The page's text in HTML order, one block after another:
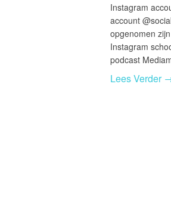
Instagram
account
opgenomen
Instagram
podcast
Lees Verder